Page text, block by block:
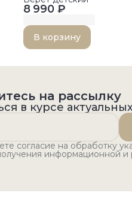
8 990 ₽
В корзину
на рассылку
в курсе
согласие на обработку
информационной и